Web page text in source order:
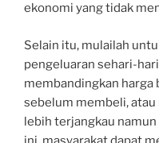
ekonomi yang tidak
Selain itu, mulailah
pengeluaran sehari-
membandingkan harga
sebelum membeli,
lebih terjangkau